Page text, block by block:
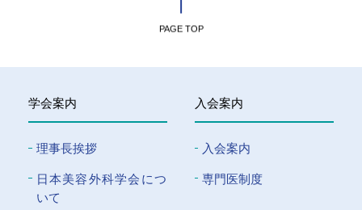
PAGE TOP
学会案内
理事長挨拶
⽇本美容外科学会につ
いて
入会案内
入会案内
専門医制度